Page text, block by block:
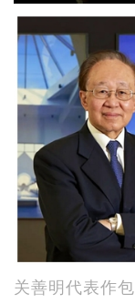
关善明代表作